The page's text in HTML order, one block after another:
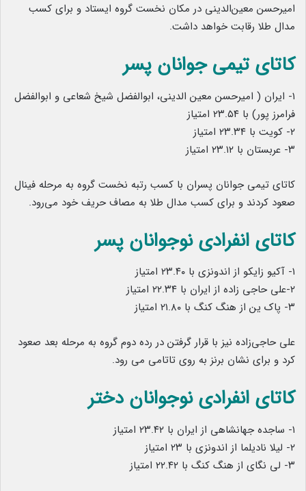
امیرحسن معین‌الدینی در مکان نخست گروه ایستاد و برای کسب
مدال طلا رقابت خواهد داشت.
کاتای تیمی جوانان پسر
۱- ایران ( امیرحسن معین الدینی، ابوالفضل شیخ شعاعی و ابوالفضل
فرامرز پور) با ۲۳.۵۴ امتیاز
۲- کویت با ۲۳.۳۴ امتیاز
۳- عربستان با ۲۳.۱۲ امتیاز
کاتای تیمی جوانان پسران با کسب رتبه نخست گروه به مرحله فینال
صعود کردند و برای کسب مدال طلا به مصاف حریف خود می‌رود.
کاتای انفرادی نوجوانان پسر
۱- آکیو زایکو از اندونزی با ۲۳.۴۰ امتیاز
۲-علی حاجی زاده از ایران با ۲۲.۳۴ امتیاز
۳- پاک ین از هنگ کنگ با ۲۱.۸۰ امتیاز
علی حاجی‌زاده نیز با قرار گرفتن در رده دوم گروه به مرحله بعد صعود
کرد و برای نشان برنز به روی تاتامی می رود.
کاتای انفرادی نوجوانان دختر
۱- ساجده جهانشاهی از ایران با ۲۳.۴۲ امتیاز
۲- لیلا نادیلما از اندونزی با ۲۳ امتیاز
۳- لی نگای از هنگ کنگ با ۲۲.۴۲ امتیاز